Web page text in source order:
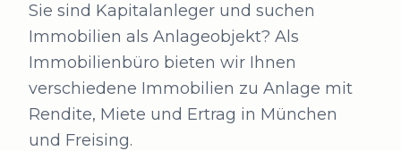
Sie sind Kapitalanleger und suchen
Immobilien als Anlageobjekt? Als
Immobilienbüro bieten wir Ihnen
verschiedene Immobilien zu Anlage mit
Rendite, Miete und Ertrag in München
und Freising.